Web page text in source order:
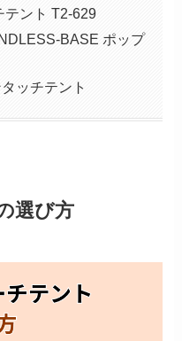
テント T2-629
BASE ポップ
ッチテント
選び方